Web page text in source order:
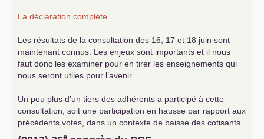
La déclaration complète
Les résultats de la consultation des 16, 17 et 18 juin sont
maintenant connus. Les enjeux sont importants et il nous
faut donc les examiner pour en tirer les enseignements qui
nous seront utiles pour l’avenir.
Un peu plus d’un tiers des adhérents a participé à cette
consultation, soit une participation en hausse par rapport aux
précédents votes, dans un contexte de baisse des cotisants.
... lire la suite
e